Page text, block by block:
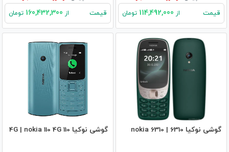
قیمت از تومان قیمت از تومان
گوشی نوکیا 6310 | nokia 6310 گوشی نوکیا 110 4G | nokia 110 4G